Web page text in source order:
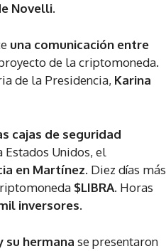
Novelli.
una comunicación entre
de la criptomoneda.
de la Presidencia, Karina
cajas de seguridad
Estados Unidos, el
en Martínez. Diez días más
$LIBRA. Horas
inversores.
su hermana se presentaron